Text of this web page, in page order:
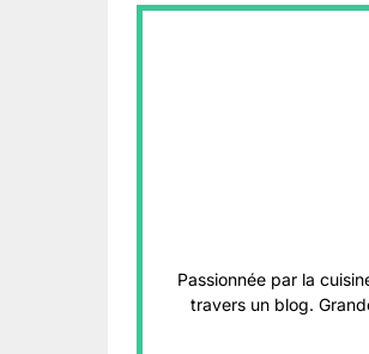
Passionnée par la
travers un blog.